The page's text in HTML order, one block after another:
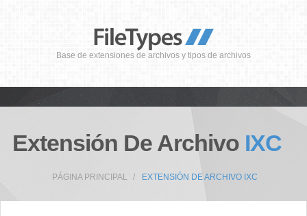
Base de extensiones de archivos y tipos de archivos
Extensión De Archivo IXC
PÁGINA PRINCIPAL EXTENSIÓN DE ARCHIVO IXC